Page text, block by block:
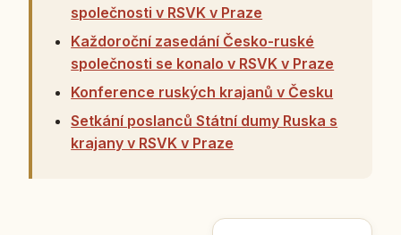
společnosti v RSVK v Praze
Každoroční zasedání Česko-ruské
společnosti se konalo v RSVK v Praze
Konference ruských krajanů v Česku
Setkání poslanců Státní dumy Ruska s
krajany v RSVK v Praze